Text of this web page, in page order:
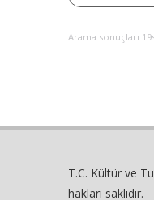
Arama sonuçları
T.C. Kültür ve
hakları saklıdır.